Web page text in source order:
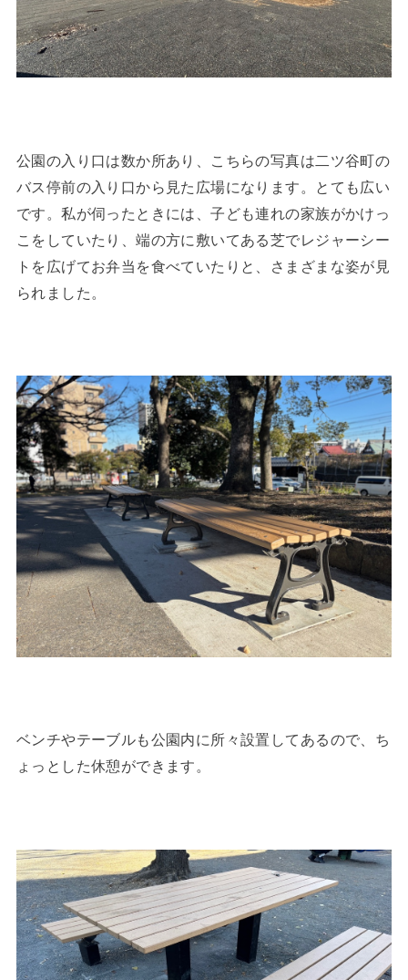
公園の入り口は数か所あり、こちらの写真は二ツ谷町の
バス停前の入り口から見た広場になります。とても広い
です。私が伺ったときには、子ども連れの家族がかけっ
こをしていたり、端の方に敷いてある芝でレジャーシー
トを広げてお弁当を食べていたりと、さまざまな姿が見
られました。
ベンチやテーブルも公園内に所々設置してあるので、ち
ょっとした休憩ができます。